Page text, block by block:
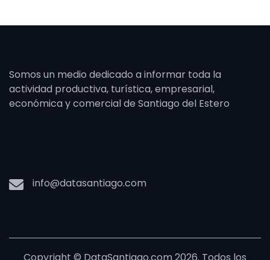
Somos un medio dedicado a informar toda la
actividad productiva, turística, empresarial,
económica y comercial de Santiago del Estero
info@datasantiago.com